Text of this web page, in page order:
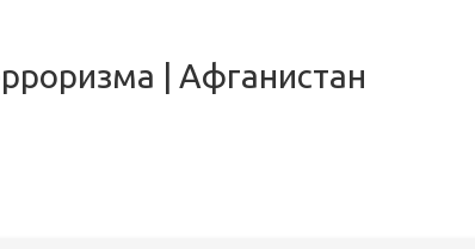
| Афганистан